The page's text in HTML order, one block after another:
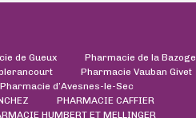
de Gueux
Pharmacie de la Bazoge
Pharmacie Vauban Givet
Pharmacie d’Avesnes-le-Sec
PHARMACIE CAFFIER
HUMBERT ET MELLINGER